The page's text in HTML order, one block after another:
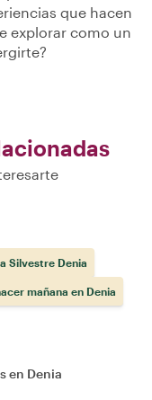
que hacen
explorar como un
Silvestre Denia
mañana en Denia
en Denia